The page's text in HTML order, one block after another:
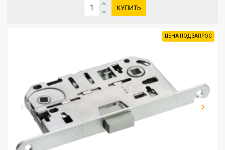
КУПИТЬ
ЦЕНА ПОД ЗАПРОС